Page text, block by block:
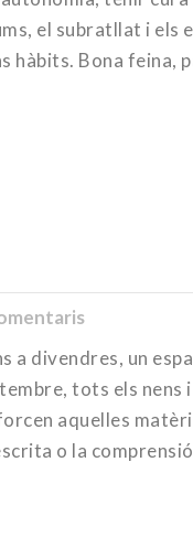
el subratllat i els
hàbits. Bona feina,
a divendres, un
tots els nens
aquelles
o la